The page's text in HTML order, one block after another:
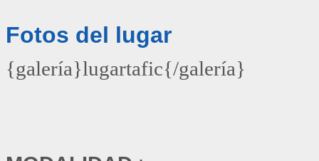
Fotos del lugar
{galería}lugartafic{/galería}